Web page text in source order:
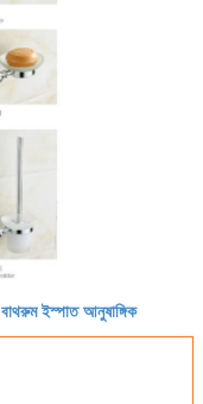
বাথরুম ইস্পাত আনুষাঙ্গিক